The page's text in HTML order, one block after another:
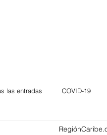
las entradas COVID-19
Atlántico La